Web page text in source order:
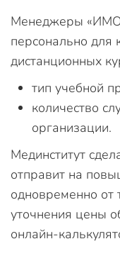
Менеджеры
персонально для
дистанционных
тип учебной
количество
организации.
Мединститут
отправит на
одновременно от
уточнения цены
онлайн-